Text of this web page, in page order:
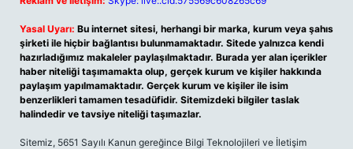
Yasal Uyarı: Bu internet sitesi, herhangi bir marka, kurum veya şahıs
şirketi ile hiçbir bağlantısı bulunmamaktadır. Sitede yalnızca kendi
hazırladığımız makaleler paylaşılmaktadır. Burada yer alan içerikler
haber niteliği taşımamakta olup, gerçek kurum ve kişiler hakkında
paylaşım yapılmamaktadır. Gerçek kurum ve kişiler ile isim
benzerlikleri tamamen tesadüfidir. Sitemizdeki bilgiler taslak
halindedir ve tavsiye niteliği taşımazlar.
Sitemiz, 5651 Sayılı Kanun gereğince Bilgi Teknolojileri ve İletişim